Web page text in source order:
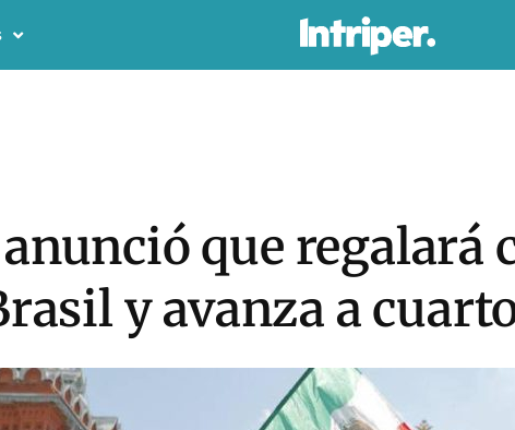
que regalará
y avanza a